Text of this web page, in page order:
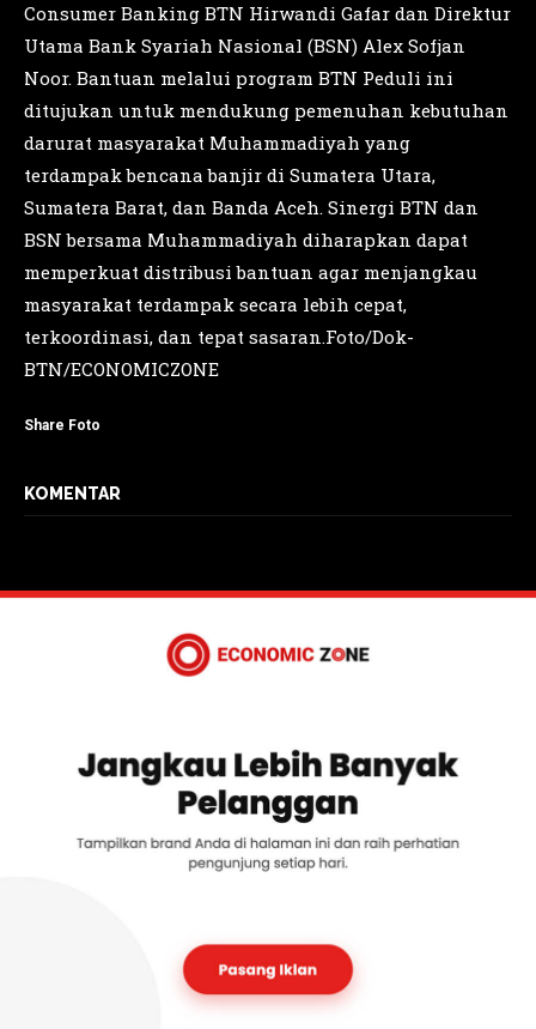
Consumer Banking BTN Hirwandi Gafar dan Direktur
Utama Bank Syariah Nasional (BSN) Alex Sofjan
Noor. Bantuan melalui program BTN Peduli ini
ditujukan untuk mendukung pemenuhan kebutuhan
darurat masyarakat Muhammadiyah yang
terdampak bencana banjir di Sumatera Utara,
Sumatera Barat, dan Banda Aceh. Sinergi BTN dan
BSN bersama Muhammadiyah diharapkan dapat
memperkuat distribusi bantuan agar menjangkau
masyarakat terdampak secara lebih cepat,
terkoordinasi, dan tepat sasaran.Foto/Dok-
BTN/ECONOMICZONE
Share Foto
KOMENTAR